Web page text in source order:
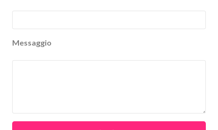
Messaggio